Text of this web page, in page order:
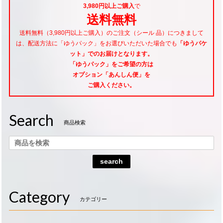
3,980円以上ご購入で
送料無料
送料無料（3,980円以上ご購入）のご注文（シール 品）につきまして
は、配送方法に「ゆうパック」をお選びいただいた場合でも
「ゆうパケ
ット」でのお届けとなります。
「ゆうパック」をご希望の方は
オプション「あんしん便」 を
ご購入ください。
Search 商品検索
search
Category カテゴリー